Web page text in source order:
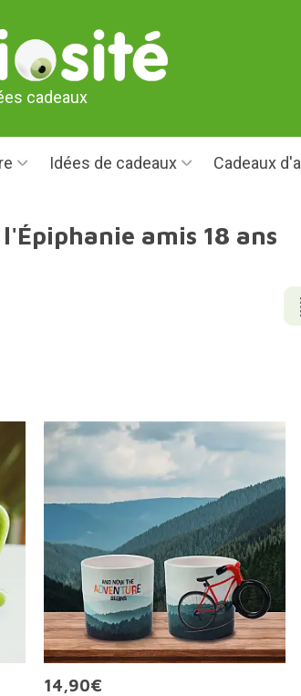
cadeaux
Idées de cadeaux Cadeaux
amis 18 ans
14,90€